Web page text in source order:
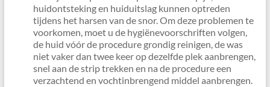
huidontsteking en huiduitslag kunnen optreden
tijdens het harsen van de snor. Om deze problemen te
voorkomen, moet u de hygiënevoorschriften volgen,
de huid vóór de procedure grondig reinigen, de was
niet vaker dan twee keer op dezelfde plek aanbrengen,
snel aan de strip trekken en na de procedure een
verzachtend en vochtinbrengend middel aanbrengen.